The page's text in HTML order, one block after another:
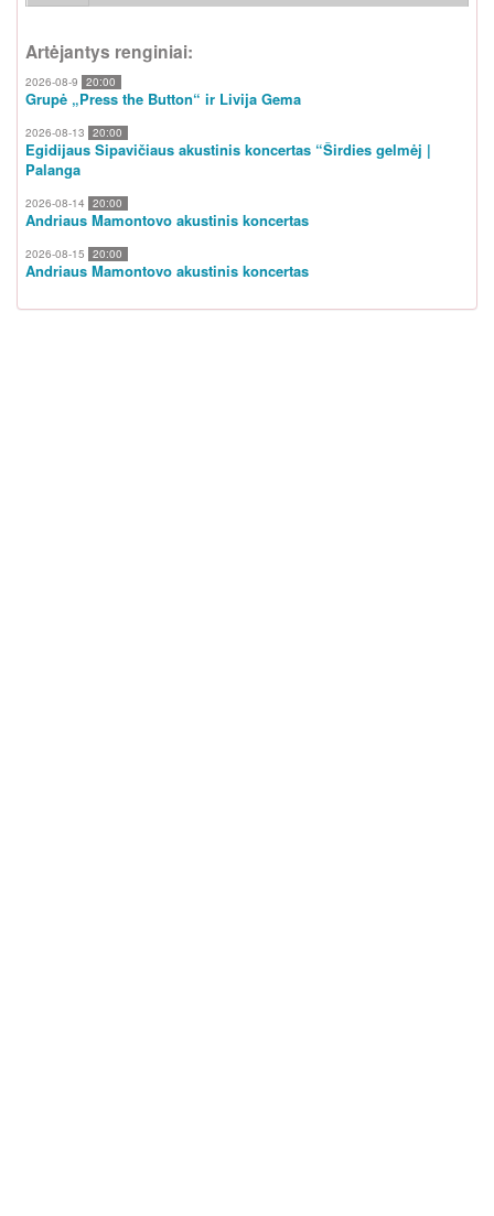
Artėjantys renginiai:
2026-08-9 20:00
Grupė „Press the Button“ ir Livija Gema
2026-08-13 20:00
Egidijaus Sipavičiaus akustinis koncertas “Širdies gelmėj |
Palanga
2026-08-14 20:00
Andriaus Mamontovo akustinis koncertas
2026-08-15 20:00
Andriaus Mamontovo akustinis koncertas